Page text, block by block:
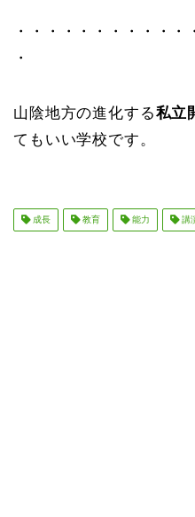
・・・・・・・・・・・
・
山陰地方の進化する私立
てもいい学校です。
成長 教育 能力 講